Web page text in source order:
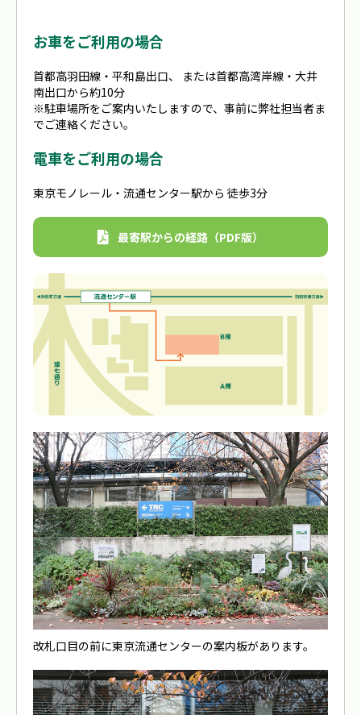
お車をご利用の場合
首都高羽田線・平和島出口、 または首都高湾岸線・大井
南出口から約10分
※駐車場所をご案内いたしますので、事前に弊社担当者ま
でご連絡ください。
電車をご利用の場合
東京モノレール・流通センター駅から 徒歩3分
最寄駅からの経路（PDF版）
改札口目の前に東京流通センターの案内板があります。